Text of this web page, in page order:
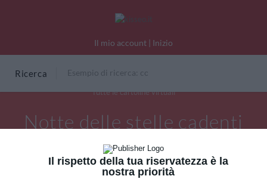
Il rispetto della tua riservatezza è la
nostra priorità
Il mio account | Inizio
Ricerca
Tutte le cartoline virtuali
Notte delle stelle cadenti